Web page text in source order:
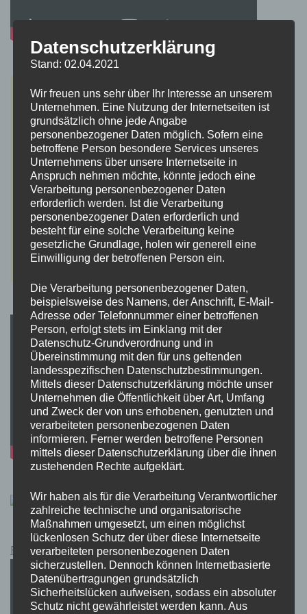
Pokémon Schwert und Schild Kauflink.>LINK<
Datenschutzerklärung
Stand: 02.04.2021
Wir freuen uns sehr über Ihr Interesse an unserem
Unternehmen. Eine Nutzung der Internetseiten ist
grundsätzlich ohne jede Angabe
personenbezogener Daten möglich. Sofern eine
betroffene Person besondere Services unseres
Unternehmens über unsere Internetseite in
Anspruch nehmen möchte, könnte jedoch eine
Verarbeitung personenbezogener Daten
erforderlich werden. Ist die Verarbeitung
personenbezogener Daten erforderlich und
besteht für eine solche Verarbeitung keine
gesetzliche Grundlage, holen wir generell eine
Einwilligung der betroffenen Person ein.
Die Verarbeitung personenbezogener Daten,
beispielsweise des Namens, der Anschrift, E-Mail-
Adresse oder Telefonnummer einer betroffenen
Person, erfolgt stets im Einklang mit der
Datenschutz-Grundverordnung und in
Übereinstimmung mit den für uns geltenden
landesspezifischen Datenschutzbestimmungen.
Mittels dieser Datenschutzerklärung möchte unser
Unternehmen die Öffentlichkeit über Art, Umfang
und Zweck der von uns erhobenen, genutzten und
verarbeiteten personenbezogenen Daten
informieren. Ferner werden betroffene Personen
mittels dieser Datenschutzerklärung über die ihnen
zustehenden Rechte aufgeklärt.
Wir haben als für die Verarbeitung Verantwortlicher
zahlreiche technische und organisatorische
Maßnahmen umgesetzt, um einen möglichst
lückenlosen Schutz der über diese Internetseite
verarbeiteten personenbezogenen Daten
sicherzustellen. Dennoch können Internetbasierte
Datenübertragungen grundsätzlich
Sicherheitslücken aufweisen, sodass ein absoluter
Schutz nicht gewährleistet werden kann. Aus